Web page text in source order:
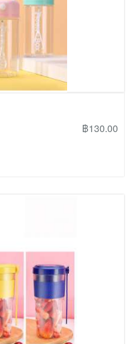
฿130.00